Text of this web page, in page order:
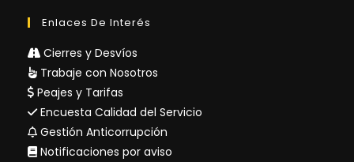
Enlaces De Interés
Cierres y Desvíos
Trabaje con Nosotros
Peajes y Tarifas
Encuesta Calidad del Servicio
Gestión Anticorrupción
Notificaciones por aviso